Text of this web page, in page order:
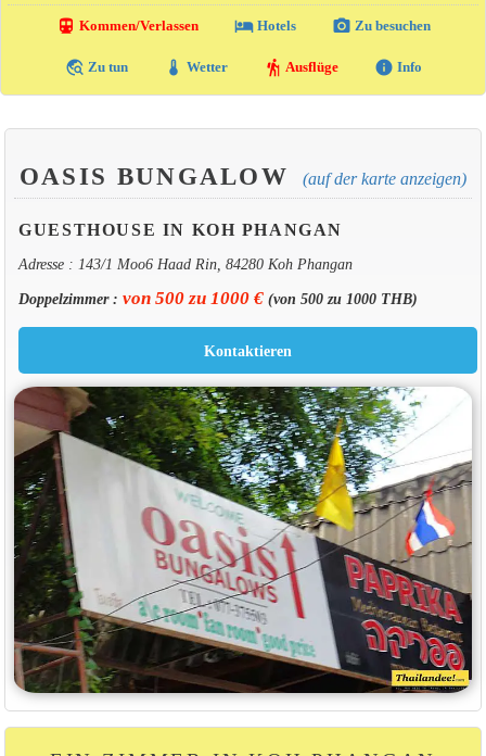
directions_transit Kommen/Verlassen local_hotelHotels photo_camera Zu besuchen
travel_explore Zu tun thermostat Wetter hiking Ausflüge info Info
OASIS BUNGALOW (auf der karte anzeigen)
GUESTHOUSE IN KOH PHANGAN
Adresse : 143/1 Moo6 Haad Rin, 84280 Koh Phangan
Doppelzimmer : von 500 zu 1000 €(von 500 zu 1000 THB)